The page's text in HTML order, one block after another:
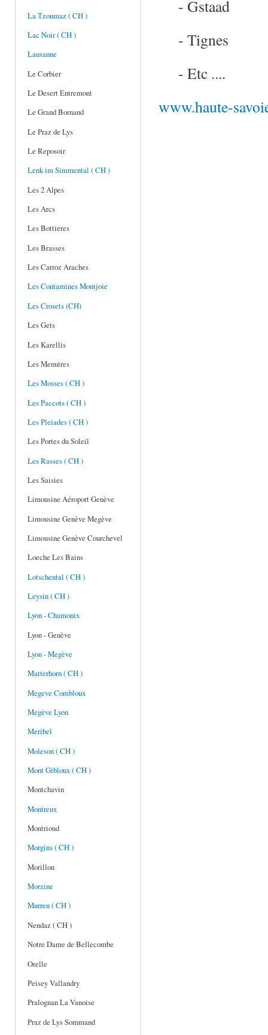
La Tzoumaz ( CH )
Lac Noir ( CH )
Lausanne
Le Corbier
Le Desert Entremont
Le Grand Bornand
Le Praz de Lys
Le Reposoir
Lenk im Simmental ( CH )
Les 2 Alpes
Les Arcs
Les Bottieres
Les Brasses
Les Carroz Araches
Les Contamines Montjoie
Les Crosets (CH)
Les Gets
Les Karellis
Les Menuires
Les Mosses ( CH )
Les Paccots ( CH )
Les Pleiades ( CH )
Les Portes du Soleil
Les Rasses ( CH )
Les Saisies
Limousine Aéroport Genève
Limousine Genève Megève
Limousine Genève Courchevel
Loeche Les Bains
Lotschental ( CH )
Leysin ( CH )
Lyon - Chamonix
Lyon - Genève
Lyon - Megève
Matterhorn ( CH )
Megeve Combloux
Megève Lyon
Meribel
Moleson ( CH )
Mont Gibloux ( CH )
Montchavin
Montreux
Montriond
Morgins ( CH )
Morillon
Morzine
Murren ( CH )
Nendaz ( CH )
Notre Dame de Bellecombe
Orelle
Peisey Vallandry
Pralognan La Vanoise
Praz de Lys Sommand
- Gstaad
- Tignes
- Etc ....
www.haute-